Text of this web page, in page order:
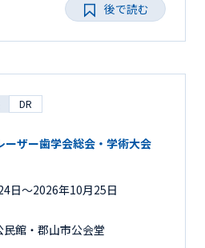
後で読む
DR
ーザー歯学会総会・学術大会
日〜2026年10月25日
館・郡山市公会堂